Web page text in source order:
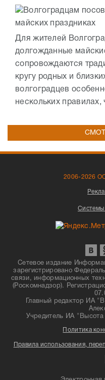
Для жителей
долгожданные
сопровождаются
кругу родных и
волгоградцев
нескольких правилах,
2006-2026
Системы
Сетевое издание
зарегистрировано
связи, информационных
(Роскомнадзор).
Главный редактор ИА
Учредитель ИА
Политика
Правила использования,